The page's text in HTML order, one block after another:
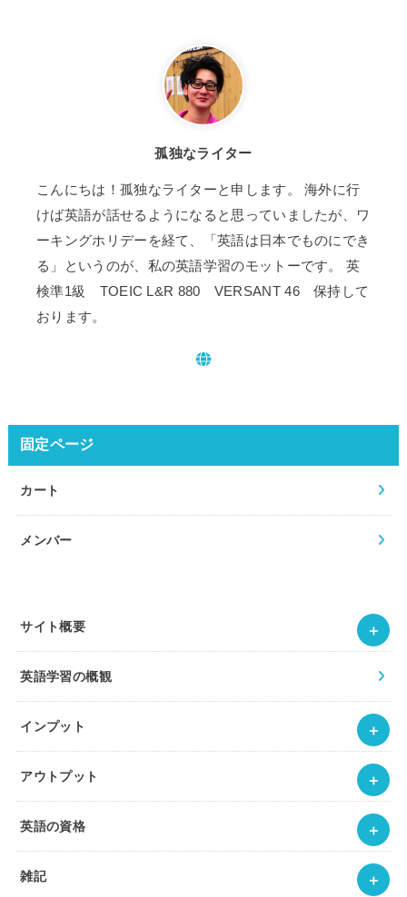
孤独なライター
こんにちは！孤独なライターと申します。 海外に行
けば英語が話せるようになると思っていましたが、ワ
ーキングホリデーを経て、「英語は日本でものにでき
る」というのが、私の英語学習のモットーです。 英
検準1級 TOEIC L&R 880 VERSANT 46 保持して
おります。
固定ページ
カート
メンバー
サイト概要
英語学習の概観
インプット
アウトプット
英語の資格
雑記